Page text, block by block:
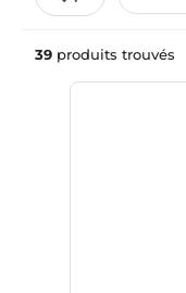
39 produits trouvés